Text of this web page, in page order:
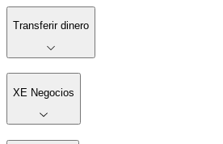
Transferir dinero
XE Negocios